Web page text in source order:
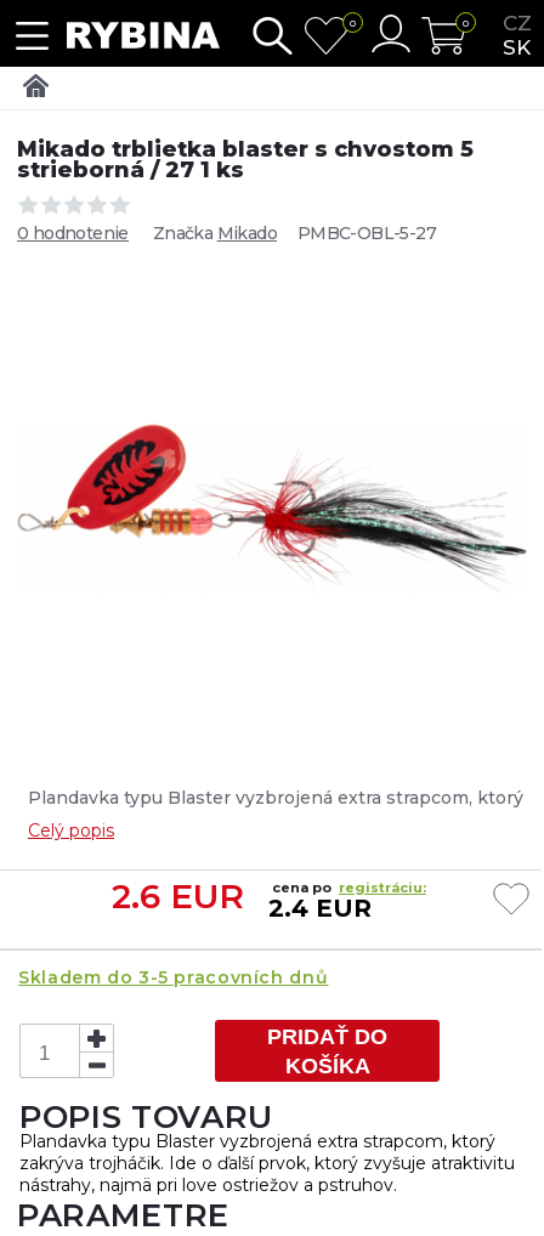
CZ
SK
0 0
Mikado trblietka blaster s chvostom 5
strieborná / 27 1 ks
0 hodnotenie Značka Mikado PMBC-OBL-5-27
Plandavka typu Blaster vyzbrojená extra strapcom, ktorý
zakrýva trojháčik. Ide o ďalší prvok, ktorý zvyšuje
atraktivitu nástrahy, najmä pri love ostriežov a
pstruhov....
Celý popis
2.6 EUR cena po registráciu:
2.4 EUR
Skladem do 3-5 pracovních dnů
PRIDAŤ DO
KOŠÍKA
POPIS TOVARU
Plandavka typu Blaster vyzbrojená extra strapcom, ktorý
zakrýva trojháčik. Ide o ďalší prvok, ktorý zvyšuje atraktivitu
nástrahy, najmä pri love ostriežov a pstruhov.
PARAMETRE